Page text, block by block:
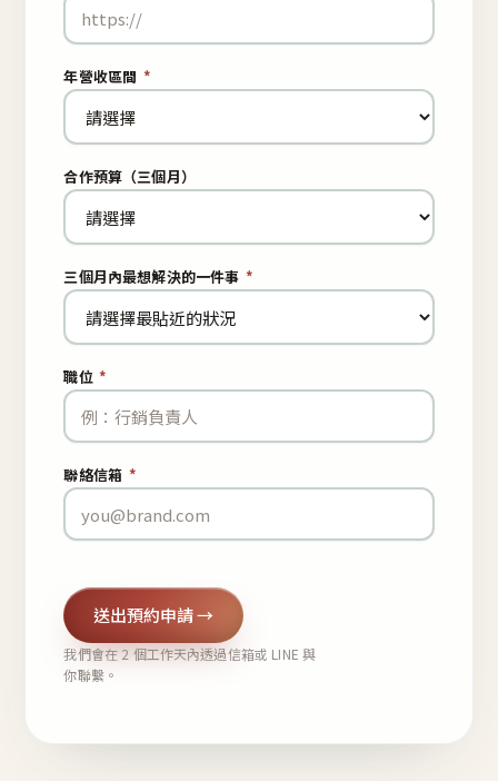
年營收區間 *
合作預算（三個月）
三個月內最想解決的一件事 *
職位 *
聯絡信箱 *
送出預約申請 →
我們會在 2 個工作天內透過信箱或 LINE 與
你聯繫。